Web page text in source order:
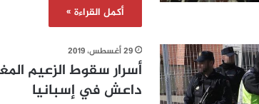
أكمل القراءة »
29 أغسطس، 2019
أسرار سقوط الزعيم
داعش في إسبانيا